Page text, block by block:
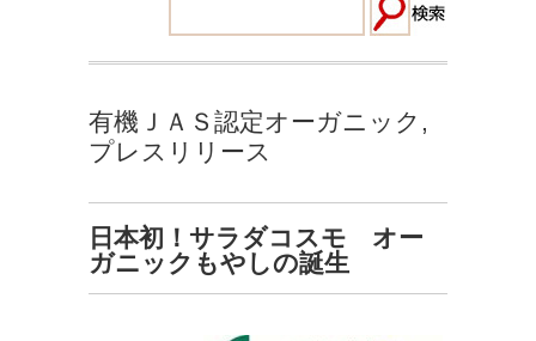
有機ＪＡＳ認定オーガニック ,
プレスリリース
日本初！サラダコスモ オー
ガニックもやしの誕生